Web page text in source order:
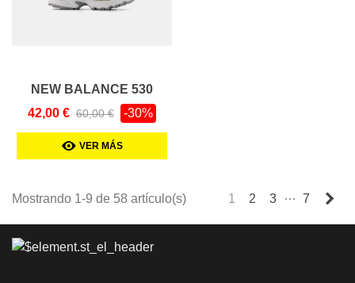
NEW BALANCE 530
BABY
42,00 € 60,00 € -30%
VER MÁS
Mostrando 1-9 de 58 artículo(s) 1 2 3 … 7